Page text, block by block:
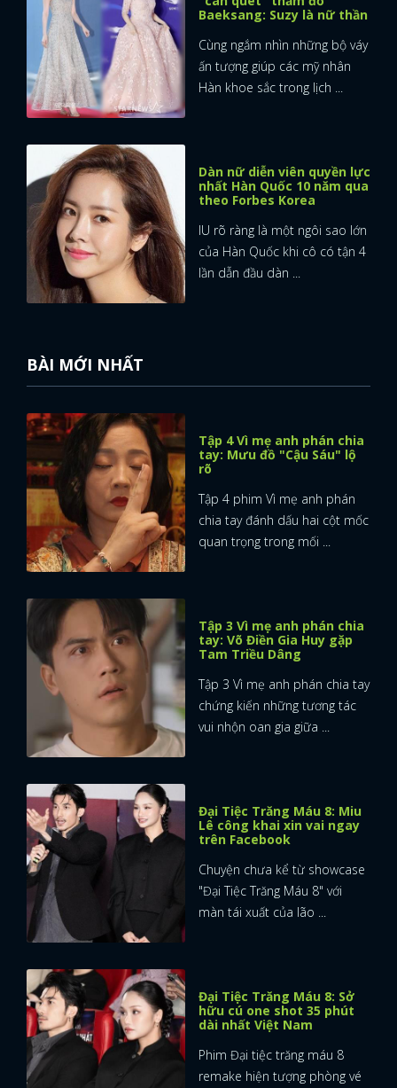
FACEBOOK
Baeksang: Suzy là nữ thần
Cùng ngắm nhìn những bộ váy
ấn tượng giúp các mỹ nhân
Hàn khoe sắc trong lịch ...
Dàn nữ diễn viên quyền lực
nhất Hàn Quốc 10 năm qua
theo Forbes Korea
IU rõ ràng là một ngôi sao lớn
của Hàn Quốc khi cô có tận 4
lần dẫn đầu dàn ...
BÀI MỚI NHẤT
Tập 4 Vì mẹ anh phán chia
tay: Mưu đồ "Cậu Sáu" lộ
rõ
Tập 4 phim Vì mẹ anh phán
chia tay đánh dấu hai cột mốc
quan trọng trong mối ...
Tập 3 Vì mẹ anh phán chia
tay: Võ Điền Gia Huy gặp
Tam Triều Dâng
Tập 3 Vì mẹ anh phán chia tay
chứng kiến những tương tác
vui nhộn oan gia giữa ...
Đại Tiệc Trăng Máu 8: Miu
Lê công khai xin vai ngay
trên Facebook
Chuyện chưa kể từ showcase
"Đại Tiệc Trăng Máu 8" với
màn tái xuất của lão ...
Đại Tiệc Trăng Máu 8: Sở
hữu cú one shot 35 phút
dài nhất Việt Nam
Phim Đại tiệc trăng máu 8
remake hiện tượng phòng vé